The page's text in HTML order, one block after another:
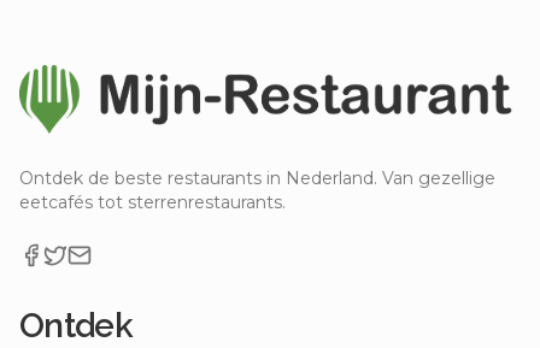
Ontdek de beste restaurants in Nederland. Van gezellige
eetcafés tot sterrenrestaurants.
Ontdek